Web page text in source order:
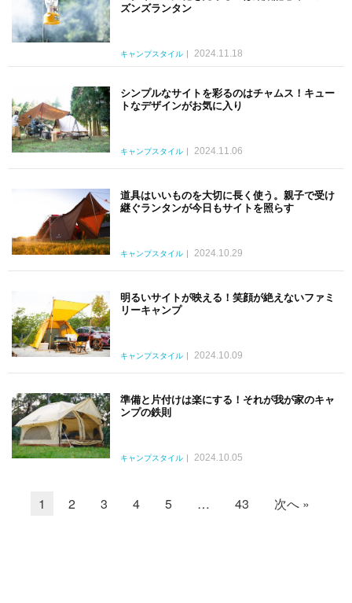
ズンズランタン
キャンプスタイル 2024.11.18
シンプルなサイトを彩るのはチャムス！キュー
トなデザインがお気に入り
キャンプスタイル 2024.11.06
道具はいいものを大切に長く使う。親子で受け
継ぐランタンが今日もサイトを照らす
キャンプスタイル 2024.10.29
明るいサイトが映える！笑顔が絶えないファミ
リーキャンプ
キャンプスタイル 2024.10.09
準備と片付けは楽にする！それが我が家のキャ
ンプの鉄則
キャンプスタイル 2024.10.05
1 2 3 4 5 … 43 次へ »